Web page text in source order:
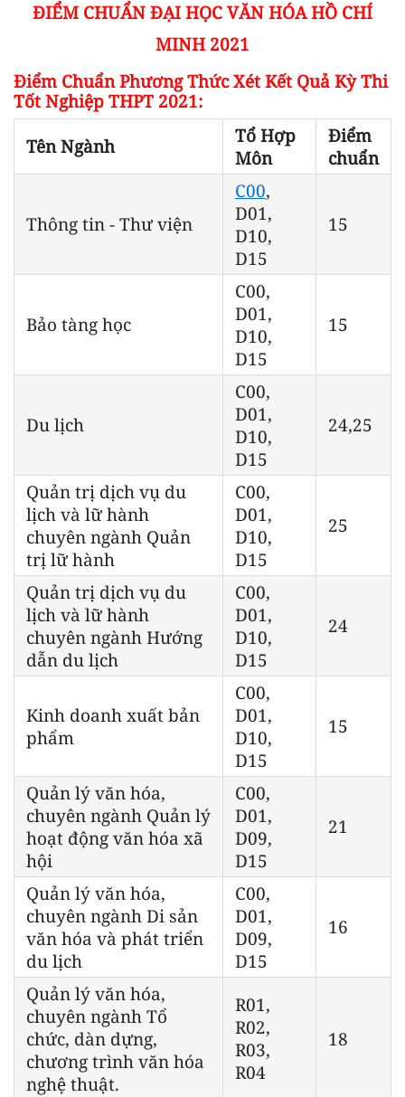
ĐIỂM CHUẨN ĐẠI HỌC VĂN HÓA HỒ CHÍ
MINH 2021
Điểm Chuẩn Phương Thức Xét Kết Quả Kỳ Thi
Tốt Nghiệp THPT 2021:
Tên Ngành
Tổ Hợp
Môn
Điểm
chuẩn
Thông tin - Thư viện
C00,
D01,
D10,
D15
15
Bảo tàng học
C00,
D01,
D10,
D15
15
Du lịch
C00,
D01,
D10,
D15
24,25
Quản trị dịch vụ du
lịch và lữ hành
chuyên ngành Quản
trị lữ hành
C00,
D01,
D10,
D15
25
Quản trị dịch vụ du
lịch và lữ hành
chuyên ngành Hướng
dẫn du lịch
C00,
D01,
D10,
D15
24
Kinh doanh xuất bản
phẩm
C00,
D01,
D10,
D15
15
Quản lý văn hóa,
chuyên ngành Quản lý
hoạt động văn hóa xã
hội
C00,
D01,
D09,
D15
21
Quản lý văn hóa,
chuyên ngành Di sản
văn hóa và phát triển
du lịch
C00,
D01,
D09,
D15
16
Quản lý văn hóa,
chuyên ngành Tổ
chức, dàn dựng,
chương trình văn hóa
nghệ thuật.
R01,
R02,
R03,
R04
18